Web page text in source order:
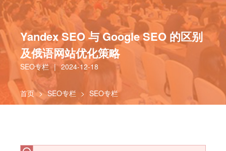
内容社区
关于我们
Yandex SEO 与 Google SEO 的区别
及俄语网站优化策略
SEO专栏 | 2024-12-18
首页 > SEO专栏 > SEO专栏